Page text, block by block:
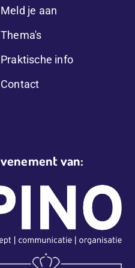
van:
Meld je aan
Thema's
Praktische info
Contact